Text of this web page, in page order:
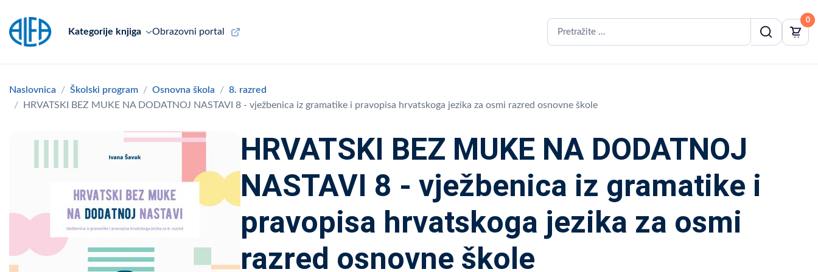
Kategorije knjiga Obrazovni portal
0
Naslovnica Školski program Osnovna škola
8. razred
HRVATSKI BEZ MUKE NA DODATNOJ NASTAVI 8 - vježbenica iz gramatike i pravopisa hrvatskoga jezika za osmi razred osnovne škole
HRVATSKI BEZ MUKE NA DODATNOJ
NASTAVI 8 - vježbenica iz gramatike i
pravopisa hrvatskoga jezika za osmi
razred osnovne škole